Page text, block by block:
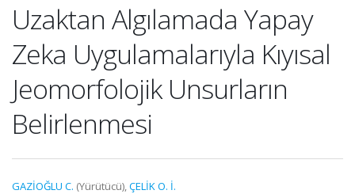
Uzaktan Algılamada Yapay
Zeka Uygulamalarıyla Kıyısal
Jeomorfolojik Unsurların
Belirlenmesi
GAZİOĞLU C. (Yürütücü),ÇELİK O. İ.